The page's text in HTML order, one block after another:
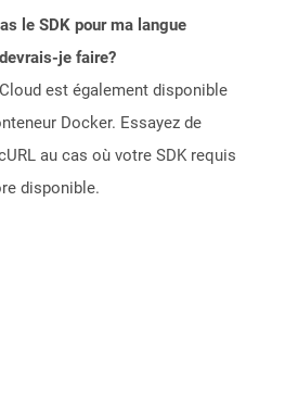
le SDK pour ma langue
je faire?
est également disponible
Docker. Essayez de
au cas où votre SDK requis
disponible.